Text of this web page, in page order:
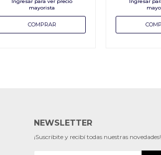
NEWSLETTER
¡Suscribite y recibí todas nuestras novedades!